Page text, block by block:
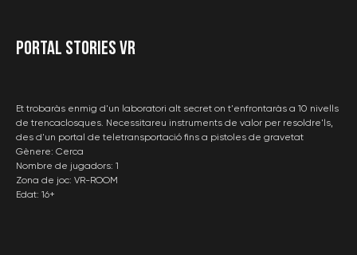
Portal Stories VR
Et trobaràs enmig d'un laboratori alt secret on t'enfrontaràs a 10 nivells
de trencaclosques. Necessitareu instruments de valor per resoldre'ls,
des d'un portal de teletransportació fins a pistoles de gravetat
Gènere: Cerca
Nombre de jugadors: 1
Zona de joc: VR-ROOM
Edat: 16+